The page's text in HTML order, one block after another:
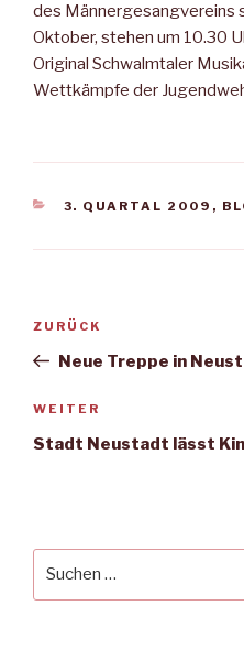
des Männergesangvereins
Oktober, stehen um 10.30
Original Schwalmtaler
Wettkämpfe der
KATEGORIEN
3. QUARTAL 2009 ,
Beitragsnavigation
Vorheriger
Beitrag
ZURÜCK
Neue Treppe in
Nächster
Beitrag
WEITER
Stadt Neustadt lässt